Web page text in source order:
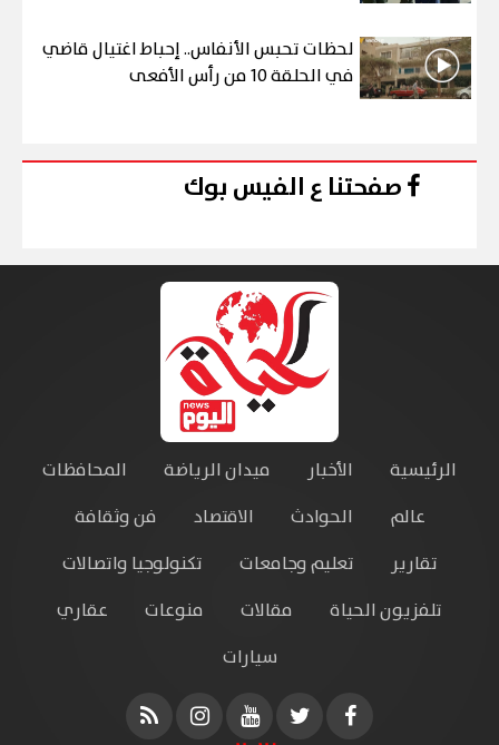
لحظات تحبس الأنفاس.. إحباط اغتيال قاضي
في الحلقة 10 من رأس الأفعى
صفحتنا ع الفيس بوك
الرئيسية الأخبار ميدان الرياضة
المحافظات
عالم
الحوادث الاقتصاد
فن وثقافة
تقارير
تعليم وجامعات
تكنولوجيا واتصالات
تلفزيون الحياة
مقالات منوعات
عقاري
سيارات